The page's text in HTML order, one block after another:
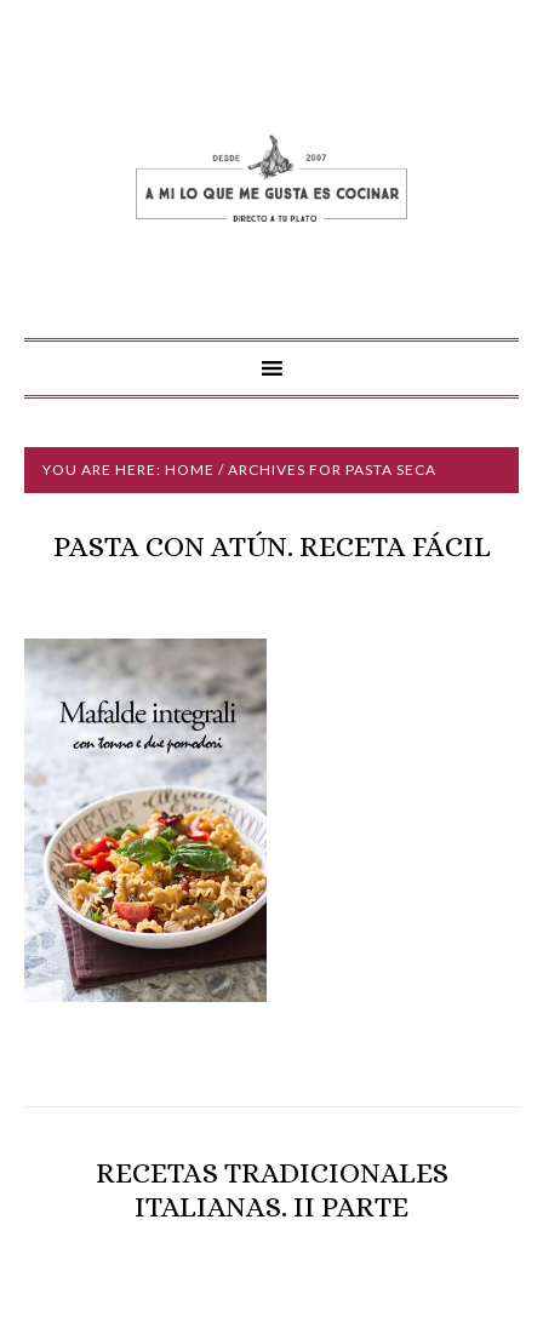
YOU ARE HERE: HOME / ARCHIVES FOR PASTA SECA
PASTA CON ATÚN. RECETA FÁCIL
RECETAS TRADICIONALES
ITALIANAS. II PARTE